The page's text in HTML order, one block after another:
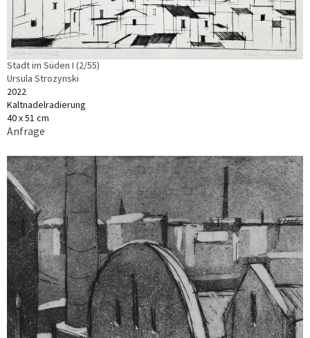
Stadt im Süden I (2/55)
Ursula Strozynski
2022
Kaltnadelradierung
40 x 51 cm
Anfrage